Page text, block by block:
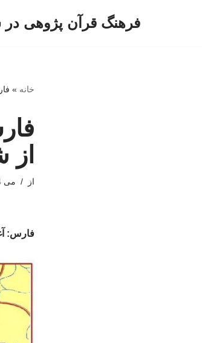
فرهنگ قرآن پژوهی
خانه »
از می 14, 2026
فارس: